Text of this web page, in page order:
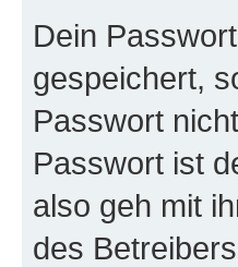
Dein
gespeichert,
Passwort
Passwort ist
also geh mit
des